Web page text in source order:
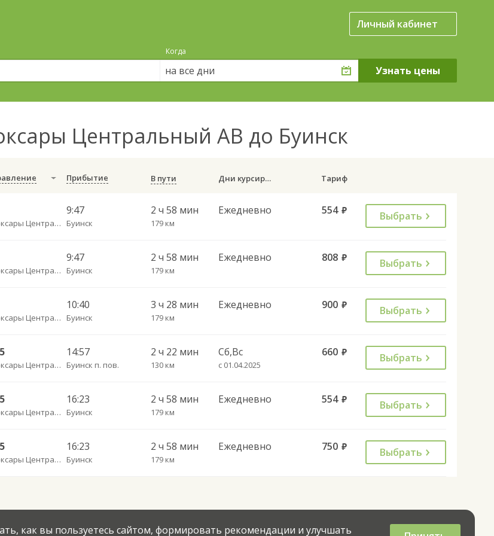
Личный кабинет
Когда
на все дни
Центральный АВ до Буинск
Прибытие В пути Дни курсирования Тариф
Чебоксары Центральный АВ
9:47
Буинск
2 ч 58 мин
179 км
Ежедневно 554 руб. Выбрать
Чебоксары Центральный АВ
9:47
Буинск
2 ч 58 мин
179 км
Ежедневно 808 руб. Выбрать
Чебоксары Центральный АВ
10:40
Буинск
3 ч 28 мин
179 км
Ежедневно 900 руб. Выбрать
Чебоксары Центральный АВ
14:57
Буинск п. пов.
2 ч 22 мин
130 км
Сб,Вс
с 01.04.2025
660 руб. Выбрать
Чебоксары Центральный АВ
16:23
Буинск
2 ч 58 мин
179 км
Ежедневно 554 руб. Выбрать
Чебоксары Центральный АВ
16:23
Буинск
2 ч 58 мин
179 км
Ежедневно 750 руб. Выбрать
как вы пользуетесь сайтом, формировать рекомендации и улучшать